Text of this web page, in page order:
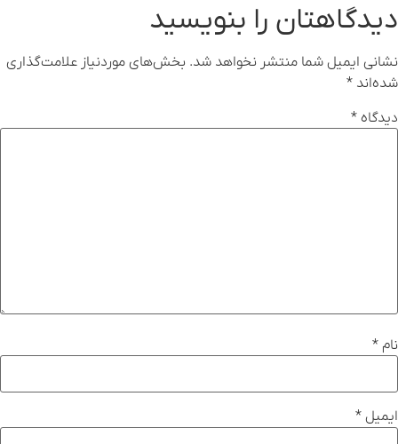
دیدگاهتان را بنویسید
نشانی ایمیل شما منتشر نخواهد شد. بخش‌های موردنیاز علامت‌گذاری
شده‌اند *
دیدگاه *
نام *
ایمیل *